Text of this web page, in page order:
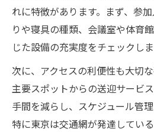
れに特徴があります。まず、参
りや寝具の種類、会議室や体育
じた設備の充実度をチェックしま
次に、アクセスの利便性も大切
主要スポットからの送迎サービ
手間を減らし、スケジュール管
特に東京は交通網が発達してい